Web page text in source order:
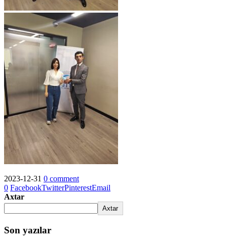
2023-12-31 0 comment
0 FacebookTwitterPinterestEmail
Axtar
Axtar
Son yazılar